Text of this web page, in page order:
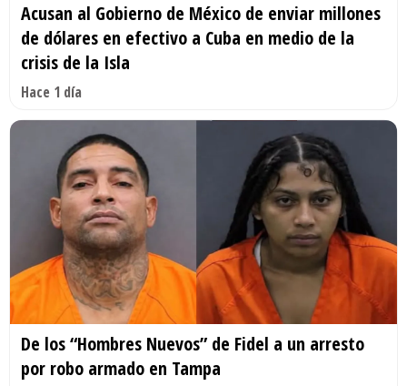
Acusan al Gobierno de México de enviar millones
de dólares en efectivo a Cuba en medio de la
crisis de la Isla
Hace 1 día
De los “Hombres Nuevos” de Fidel a un arresto
por robo armado en Tampa